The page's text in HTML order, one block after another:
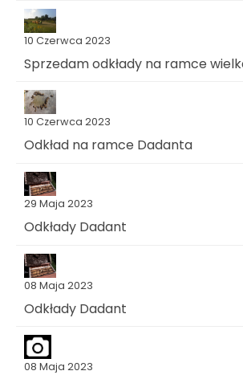
10 Czerwca 2023
Sprzedam odkłady na ramce
10 Czerwca 2023
Odkład na ramce Dadanta
29 Maja 2023
Odkłady Dadant
08 Maja 2023
Odkłady Dadant
08 Maja 2023